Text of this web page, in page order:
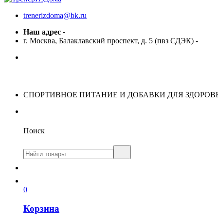
trenerizdoma@bk.ru
Наш адрес -
г. Москва, Балаклавский проспект, д. 5 (пвз СДЭК) -
СПОРТИВНОЕ ПИТАНИЕ И ДОБАВКИ ДЛЯ
Поиск
0
Корзина